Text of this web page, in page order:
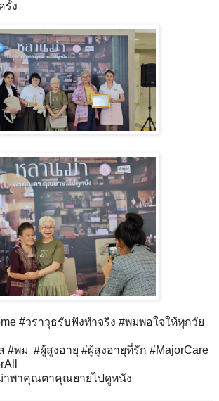
รั้ง
#วราวุธรับฟังทำจริง #พมพอใจให้ทุกวัย
#พม #ผู้สูงอายุ #ผู้สูงอายุที่รัก #MajorCare
าพาคุณตาคุณยายไปดูหนัง